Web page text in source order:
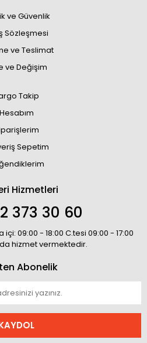
ve Güvenlik
Sözleşmesi
ve Teslimat
ve Değişim
Takip
Hesabım
Sepetim
Hizmetleri
373 30 60
09:00 - 18:00 C.tesi 09:00 - 17:00
hizmet vermektedir.
Abonelik